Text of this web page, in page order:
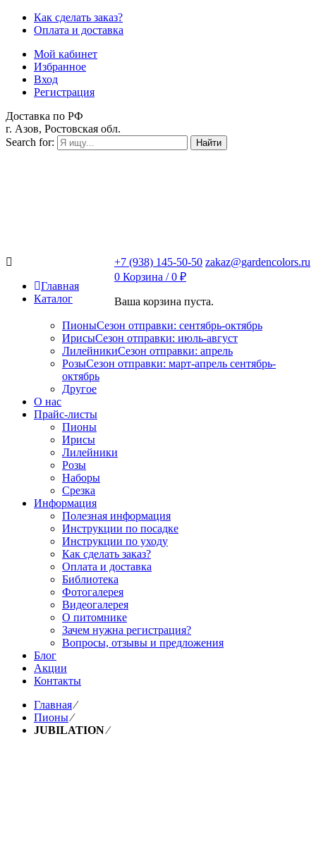
Как сделать заказ?
Оплата и доставка
Мой кабинет
Избранное
Вход
Регистрация
Доставка по РФ
г. Азов, Ростовская обл.
Search for:
Найти
+7 (938) 145-50-50 zakaz@gardencolors.ru
0 Корзина /0 ₽
Ваша корзина пуста.
Главная
Каталог
ПионыСезон отправки: сентябрь-октябрь
ИрисыСезон отправки: июль-август
ЛилейникиСезон отправки: апрель
РозыСезон отправки: март-апрель сентябрь-
октябрь
Другое
О нас
Прайс-листы
Пионы
Ирисы
Лилейники
Розы
Наборы
Срезка
Информация
Полезная информация
Инструкции по посадке
Инструкции по уходу
Как сделать заказ?
Оплата и доставка
Библиотека
Фотогалерея
Видеогалерея
О питомнике
Зачем нужна регистрация?
Вопросы, отзывы и предложения
Блог
Акции
Контакты
Главная⁄
Пионы⁄
JUBILATION⁄